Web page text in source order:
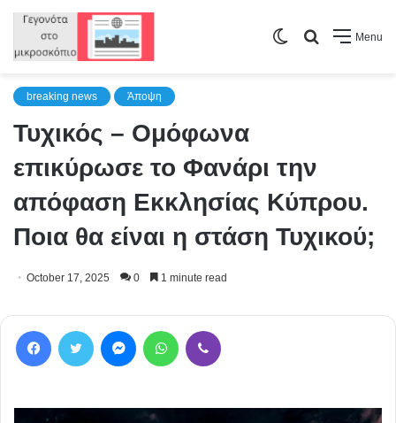
Menu
Search
Switch
breaking news Άποψη
Τυχικός – Ομόφωνα
επικύρωσε το Φανάρι την
απόφαση Εκκλησίας Κύπρου.
Ποια θα είναι η στάση Τυχικού;
October 17, 2025 0 1 minute read